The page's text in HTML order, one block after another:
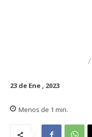
23 de Ene , 2023
Menos de 1 min.